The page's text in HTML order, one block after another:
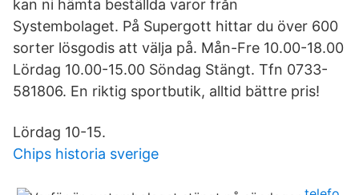
kan ni hämta beställda varor från
Systembolaget. På Supergott hittar du över 600
sorter lösgodis att välja på. Mån-Fre 10.00-18.00
Lördag 10.00-15.00 Söndag Stängt. Tfn 0733-
581806. En riktig sportbutik, alltid bättre pris!
Lördag 10-15.
Chips historia sverige